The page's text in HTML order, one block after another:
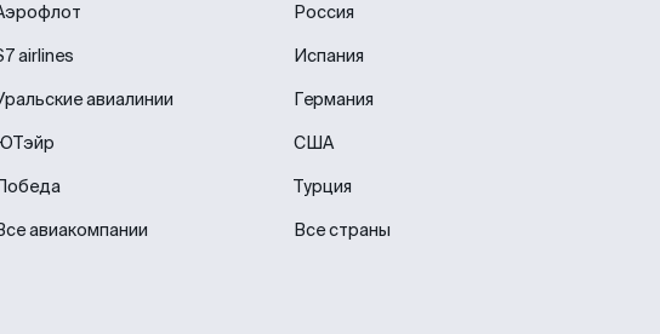
airlines
авиалинии
авиакомпании
Россия
Испания
Германия
США
Турция
Все страны